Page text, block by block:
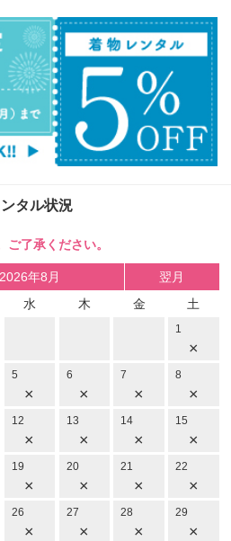
タル状況
了承ください。
2026年8月
翌月
水 木 金 土
1
×
5
×
6
×
7
×
8
×
12
×
13
×
14
×
15
×
19
×
20
×
21
×
22
×
26
×
27
×
28
×
29
×